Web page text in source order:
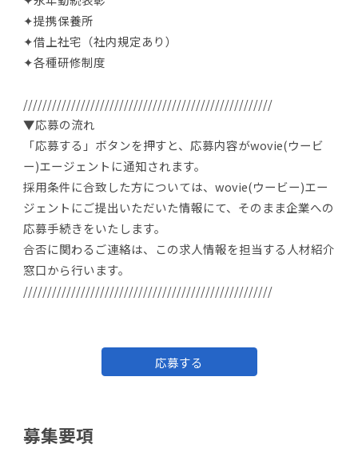
✦提携保養所
✦借上社宅（社内規定あり）
✦各種研修制度
////////////////////////////////////////////////////
▼応募の流れ
「応募する」ボタンを押すと、応募内容がwovie(ウービ
ー)エージェントに通知されます。
採用条件に合致した方については、wovie(ウービー)エー
ジェントにご提出いただいた情報にて、そのまま企業への
応募手続きをいたします。
合否に関わるご連絡は、この求人情報を担当する人材紹介
窓口から行います。
////////////////////////////////////////////////////
応募する
募集要項